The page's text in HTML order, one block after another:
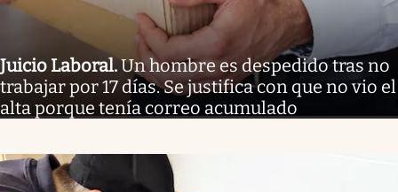
Juicio Laboral.Un hombre es despedido tras no
trabajar por 17 días. Se justifica con que no vio el
alta porque tenía correo acumulado